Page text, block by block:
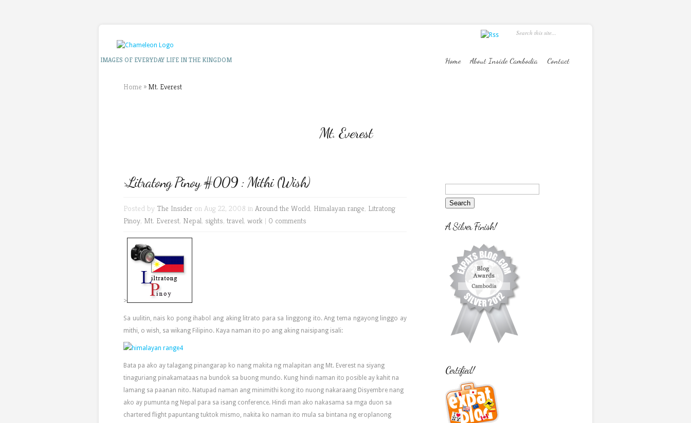
IMAGES OF EVERYDAY LIFE IN THE KINGDOM Home About Inside Cambodia Contact
Home » Mt. Everest
Mt. Everest
>Litratong Pinoy #009 : Mithi (Wish)
Posted by The Insider on Aug 22, 2008 in Around the World, Himalayan range, Litratong
Pinoy, Mt. Everest, Nepal, sights,travel, work | 0 comments
>
Sa uulitin, nais ko pong ihabol ang aking litrato para sa linggong ito. Ang tema ngayong linggo ay
mithi, o wish, sa wikang Filipino. Kaya naman ito po ang aking naisipang isali:
Bata pa ako ay talagang pinangarap ko nang makita ng malapitan ang Mt. Everest na siyang
tinaguriang pinakamataas na bundok sa buong mundo. Kung hindi naman ito posible ay kahit na
lamang sa paanan nito. Natupad naman ang minimithi kong ito nuong nakaraang Disyembre nang
ako ay pumunta ng Nepal para sa isang conference. Hindi man ako nakasama sa mga duon sa
chartered flight papuntang tuktok mismo, nakita ko naman ito mula sa bintana ng eroplanong
A Silver Finish!
Certified!